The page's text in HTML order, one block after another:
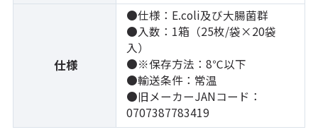
仕様
●仕様：E.coli及び大腸菌群
●入数：1箱（25枚/袋×20袋
入）
●※保存方法：8℃以下
●輸送条件：常温
●旧メーカーJANコード：
0707387783419